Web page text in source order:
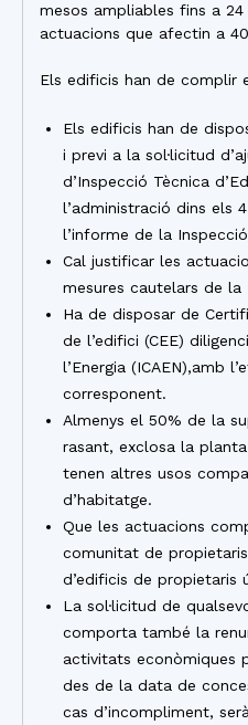
mesos ampliables fins a
actuacions que afectin a
Els edificis han de complir
Els edificis han de
i previ a la sol·licitud
d’Inspecció Tècnica
l’administració dins els
l’informe de la
Cal justificar les
mesures cautelars de la
Ha de disposar de
de l’edifici (CEE)
l’Energia (ICAEN),amb
corresponent.
Almenys el 50% de la
rasant, exclosa la
tenen altres usos
d’habitatge.
Que les actuacions
comunitat de
d’edificis de propietaris
La sol·licitud de
comporta també la
activitats econòmiques
des de la data de
cas d’incompliment,